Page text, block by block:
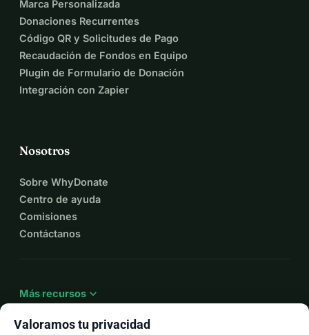
Marca Personalizada
Donaciones Recurrentes
Código QR y Solicitudes de Pago
Recaudación de Fondos en Equipo
Plugin de Formulario de Donación
Integración con Zapier
Nosotros
Sobre WhyDonate
Centro de ayuda
Comisiones
Contáctanos
Más recursos expand_more
Valoramos tu privacidad